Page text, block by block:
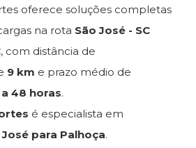
oferece soluções completas
na rota São José - SC
, com distância de
9 km e prazo médio de
48 horas.
é especialista em
para Palhoça.